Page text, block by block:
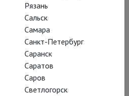
как «История
с тем
можно
«Марию
Солирует на
Рязань
Сальск
Самара
Санкт-Петербург
Саранск
Саратов
Саров
Светлогорск